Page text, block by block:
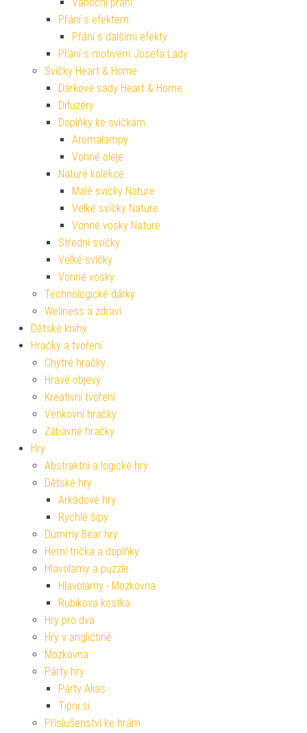
Přání s efektem
Přání s dalšími efekty
Přání s motivem Josefa Lady
Svíčky Heart & Home
Dárkové sady Heart & Home
Difuzéry
Doplňky ke svíčkám
Aromalampy
Vonné oleje
Nature kolekce
Malé svíčky Nature
Velké svíčky Nature
Vonné vosky Nature
Střední svíčky
Velké svíčky
Vonné vosky
Technologické dárky
Wellness a zdraví
Dětské knihy
Hračky a tvoření
Chytré hračky
Hravé objevy
Kreativní tvoření
Venkovní hračky
Zábavné hračky
Hry
Abstraktní a logické hry
Dětské hry
Arkádové hry
Rychlé šípy
Dummy Bear hry
Herní trička a doplňky
Hlavolamy a puzzle
Hlavolamy - Mozkovna
Rubikova kostka
Hry pro dva
Hry v angličtině
Mozkovna
Párty hry
Párty Alias
Tipni si
Příslušenství ke hrám